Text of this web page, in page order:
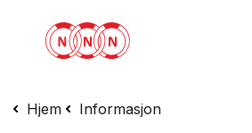
Hjem Informasjon